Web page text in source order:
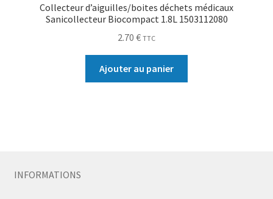
Collecteur d’aiguilles/boites déchets médicaux
Sanicollecteur Biocompact 1.8L 1503112080
2.70 € TTC
Ajouter au panier
INFORMATIONS